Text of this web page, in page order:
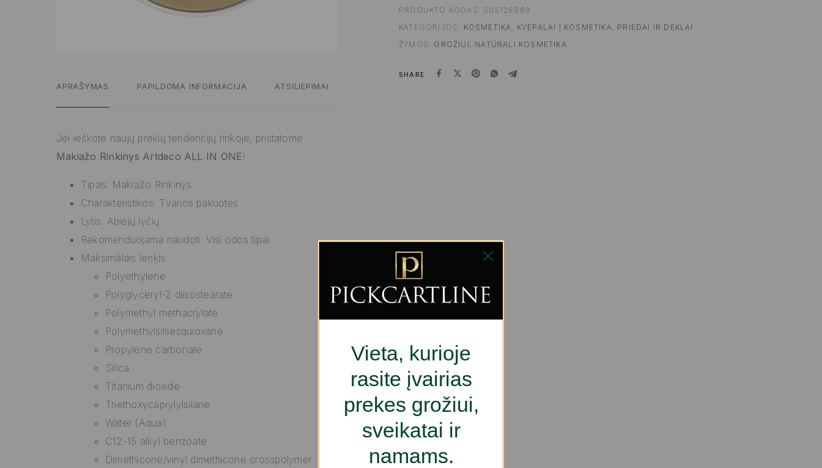
APRAŠYMAS PAPILDOMA INFORMACIJA ATSILIEPIMAI
Jei ieškote naujų prekių tendencijų rinkoje, pristatome
Makiažo Rinkinys Artdeco ALL IN ONE!
Tipas: Makiažo Rinkinys
Charakteristikos: Tvarios pakuotės
Lytis: Abiejų lyčių
Rekomenduojama naudoti: Visi odos tipai
Maksimālais leņķis:
Polyethylene
Polyglyceryl-2 diisostearate
Polymethyl methacrylate
Polymethylsilsesquioxane
Propylene carbonate
Silica
Titanium dioxide
Triethoxycaprylylsilane
Water (Aqua)
C12-15 alkyl benzoate
Dimethicone/vinyl dimethicone crosspolymer
PRODUKTO KODAS: S05128889
KATEGORIJOS: KOSMETIKA KVEPALAI | KOSMETIKA
PRIEDAI IR DĖKLAI
ŽYMOS: GROŽIUI NATŪRALI KOSMETIKA
SHARE
Vieta, kurioje
rasite įvairias
prekes grožiui,
sveikatai ir
namams.